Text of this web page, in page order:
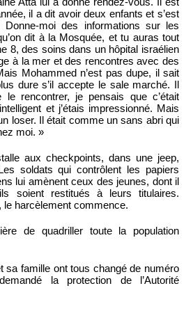
il a dit avoir deux enfants et s’est
moi des informations sur les
dit à la Mosquée, et tu auras tout
8, des soins dans un hôpital israélien
à la mer et des rencontres avec des
Mohammed n’est pas dupe, il sait
dure s’il accepte le sale marché. Il
rencontrer, je pensais que c’était
et j’étais impressionné. Mais
loser. Il était comme un sans abri qui
moi. »
aux checkpoints, dans une jeep,
soldats qui contrôlent les papiers
lui amènent ceux des jeunes, dont il
soient restitués à leurs titulaires.
harcèlement commence.
de quadriller toute la population
sa famille ont tous changé de numéro
la protection de l’Autorité